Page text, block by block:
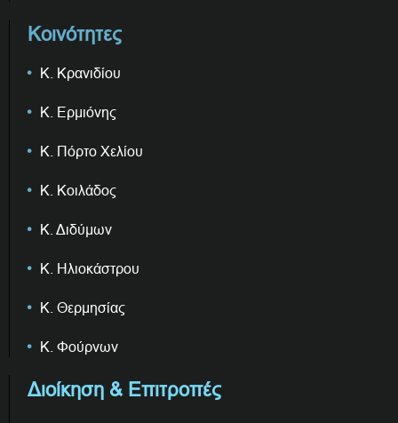
Κοινότητες
Κ. Κρανιδίου
Κ. Ερμιόνης
Κ. Πόρτο Χελίου
Κ. Κοιλάδος
Κ. Διδύμων
Κ. Ηλιοκάστρου
Κ. Θερμησίας
Κ. Φούρνων
Διοίκηση & Επιτροπές